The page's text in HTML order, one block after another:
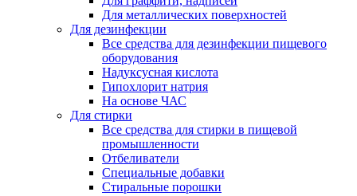
Для металлических поверхностей
Для дезинфекции
Все средства для дезинфекции пищевого
оборудования
Надуксусная кислота
Гипохлорит натрия
На основе ЧАС
Для стирки
Все средства для стирки в пищевой
промышленности
Отбеливатели
Специальные добавки
Стиральные порошки